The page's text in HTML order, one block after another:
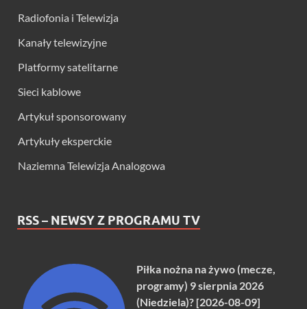
Radiofonia i Telewizja
Kanały telewizyjne
Platformy satelitarne
Sieci kablowe
Artykuł sponsorowany
Artykuły eksperckie
Naziemna Telewizja Analogowa
RSS – NEWSY Z PROGRAMU TV
Piłka nożna na żywo (mecze,
programy) 9 sierpnia 2026
(Niedziela)? [2026-08-09]